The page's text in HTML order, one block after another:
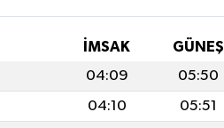
İMSAK GÜNEŞ
04:09 05:50
04:10 05:51